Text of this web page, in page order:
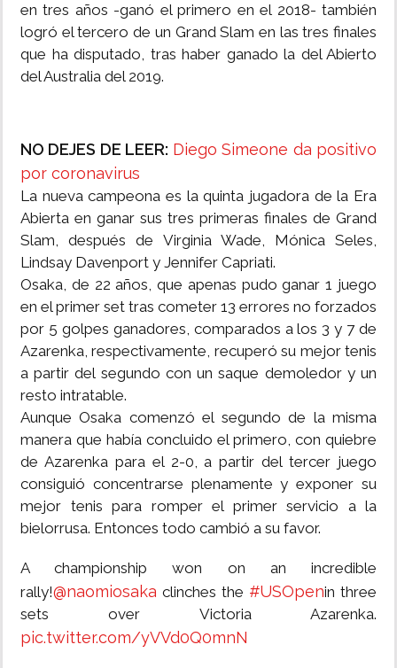
en tres años -ganó el primero en el 2018- también
logró el tercero de un Grand Slam en las tres finales
que ha disputado, tras haber ganado la del Abierto
del Australia del 2019.
NO DEJES DE LEER: Diego Simeone da positivo
por coronavirus
La nueva campeona es la quinta jugadora de la Era
Abierta en ganar sus tres primeras finales de Grand
Slam, después de Virginia Wade, Mónica Seles,
Lindsay Davenport y Jennifer Capriati.
Osaka, de 22 años, que apenas pudo ganar 1 juego
en el primer set tras cometer 13 errores no forzados
por 5 golpes ganadores, comparados a los 3 y 7 de
Azarenka, respectivamente, recuperó su mejor tenis
a partir del segundo con un saque demoledor y un
resto intratable.
Aunque Osaka comenzó el segundo de la misma
manera que había concluido el primero, con quiebre
de Azarenka para el 2-0, a partir del tercer juego
consiguió concentrarse plenamente y exponer su
mejor tenis para romper el primer servicio a la
bielorrusa. Entonces todo cambió a su favor.
A championship won on an incredible
rally!@naomiosaka clinches the #USOpenin three
sets over Victoria Azarenka.
pic.twitter.com/yVVd0Q0mnN